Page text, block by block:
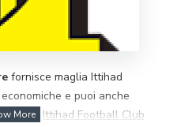
fornisce maglia Ittihad
e puoi anche
Club Ittihad Football Club